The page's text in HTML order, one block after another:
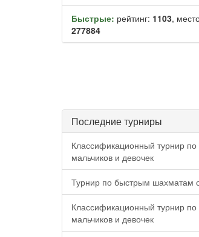
Быстрые: рейтинг: 1103,
277884
Последние турниры
Классификационный турнир
мальчиков и девочек
Турнир по быстрым шахматам
Классификационный турнир
мальчиков и девочек